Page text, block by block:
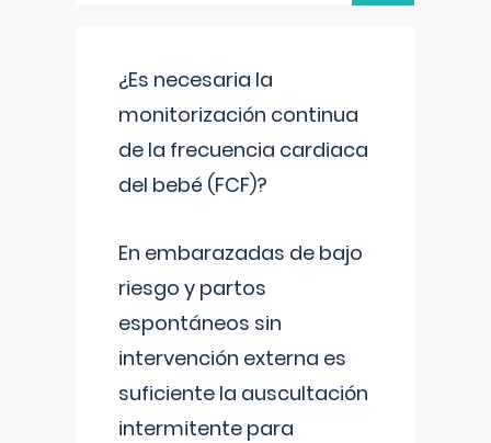
¿Es necesaria la
monitorización continua
de la frecuencia cardiaca
del bebé (FCF)?
En embarazadas de bajo
riesgo y partos
espontáneos sin
intervención externa es
suficiente la auscultación
intermitente para